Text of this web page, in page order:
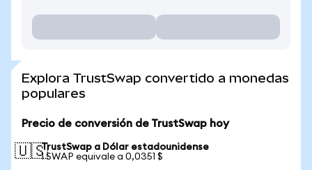
Explora TrustSwap convertido a monedas
populares
Precio de conversión de TrustSwap hoy
🇺🇸TrustSwap a Dólar estadounidense
1 SWAP equivale a 0,0351 $